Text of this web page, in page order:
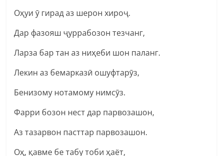
Оҳуи ӯ гирад аз шерон хироҷ.
Дар фазояш ҷуррабозон тезчанг,
Ларза бар тан аз ниҳеби шон паланг.
Лекин аз бемарказӣ ошуфтарӯз,
Бенизому нотамому нимсӯз.
Фарри бозон нест дар парвозашон,
Аз тазарвон пасттар парвозашон.
Оҳ, қавме бе табу тоби ҳаёт,